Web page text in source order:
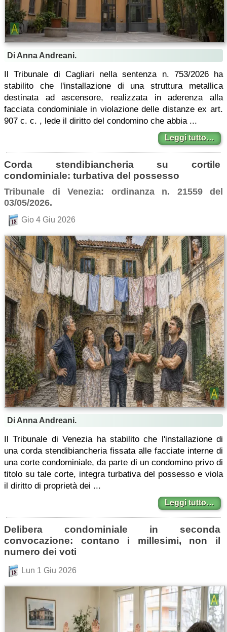
Di Anna Andreani.
Il Tribunale di Cagliari nella sentenza n. 753/2026 ha
stabilito che l'installazione di una struttura metallica
destinata ad ascensore, realizzata in aderenza alla
facciata condominiale in violazione delle distanze ex art.
907 c. c. , lede il diritto del condomino che abbia ...
Leggi tutto…
Corda stendibiancheria su cortile
condominiale: turbativa del possesso
Tribunale di Venezia: ordinanza n. 21559 del
03/05/2026.
Gio 4 Giu 2026
Di Anna Andreani.
Il Tribunale di Venezia ha stabilito che l'installazione di
una corda stendibiancheria fissata alle facciate interne di
una corte condominiale, da parte di un condomino privo di
titolo su tale corte, integra turbativa del possesso e viola
il diritto di proprietà dei ...
Leggi tutto…
Delibera condominiale in seconda
convocazione: contano i millesimi, non il
numero dei voti
Lun 1 Giu 2026